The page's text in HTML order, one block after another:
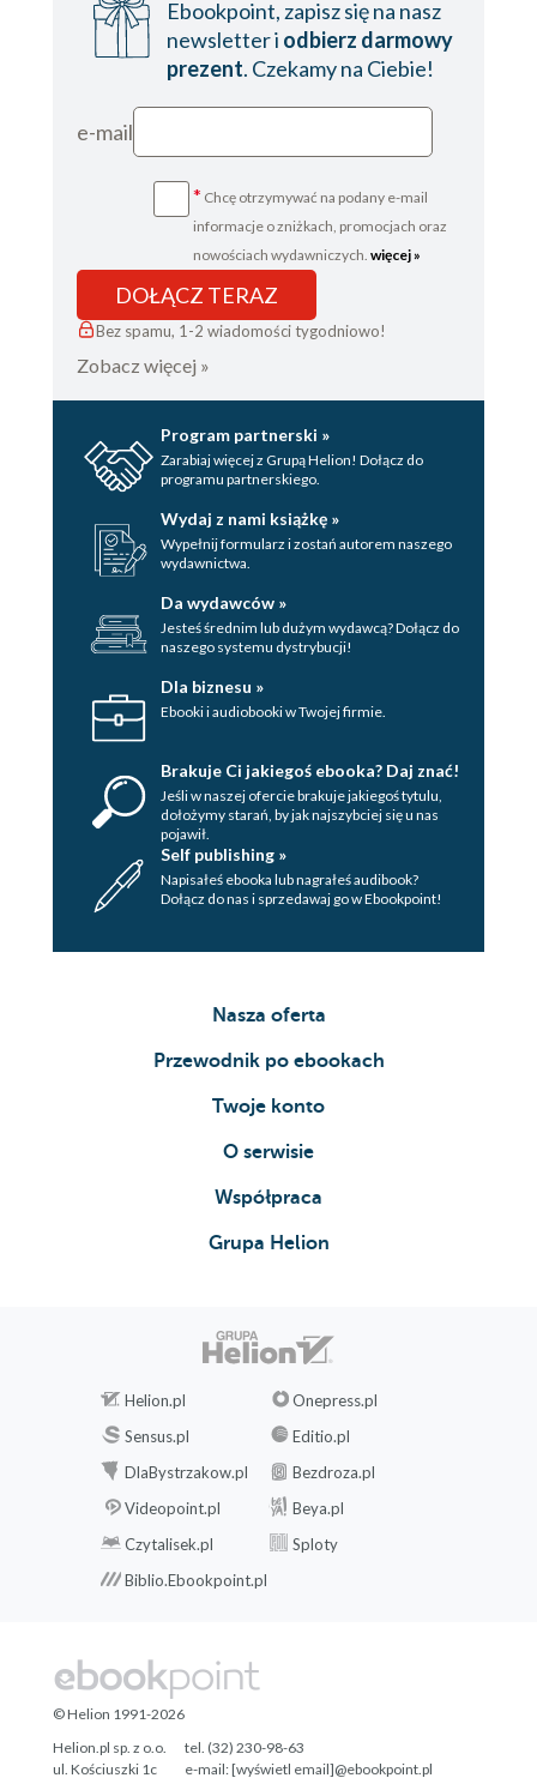
Ebookpoint, zapisz się na nasz
newsletter i odbierz darmowy
prezent. Czekamy na Ciebie!
e-mail
* Chcę otrzymywać na podany e-mail
informacje o zniżkach, promocjach oraz
nowościach wydawniczych. więcej »
DOŁĄCZ TERAZ
Bez spamu, 1-2 wiadomości tygodniowo!
Zobacz więcej »
Program partnerski »
Zarabiaj więcej z Grupą Helion! Dołącz do
programu partnerskiego.
Wydaj z nami książkę »
Wypełnij formularz i zostań autorem naszego
wydawnictwa.
Da wydawców »
Jesteś średnim lub dużym wydawcą? Dołącz do
naszego systemu dystrybucji!
Dla biznesu »
Ebooki i audiobooki w Twojej firmie.
Brakuje Ci jakiegoś ebooka? Daj znać!
Jeśli w naszej ofercie brakuje jakiegoś tytulu,
dołożymy starań, by jak najszybciej się u nas
pojawił.
Self publishing »
Napisałeś ebooka lub nagrałeś audibook?
Dołącz do nas i sprzedawaj go w Ebookpoint!
Nasza oferta
Przewodnik po ebookach
Twoje konto
O serwisie
Współpraca
Grupa Helion
Helion.pl
Onepress.pl
Sensus.pl
Editio.pl
DlaBystrzakow.pl
Bezdroza.pl
Videopoint.pl
Beya.pl
Czytalisek.pl
Sploty
Biblio.Ebookpoint.pl
© Helion 1991-2026
Helion.pl sp. z o.o.
ul. Kościuszki 1c
tel. (32) 230-98-63
e-mail:[wyświetl email]@ebookpoint.pl